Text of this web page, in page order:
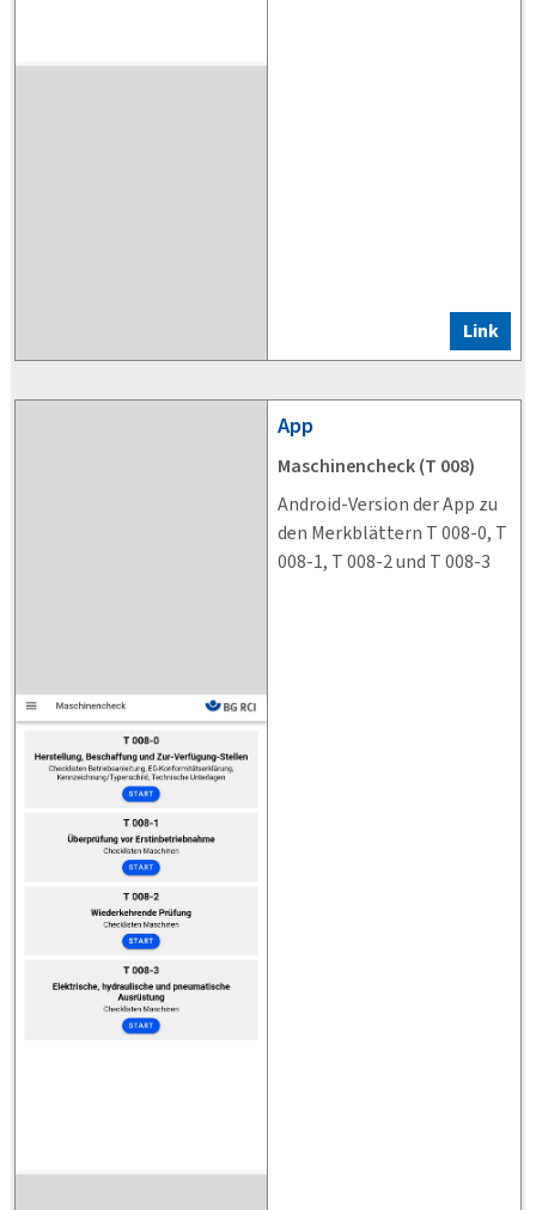
Link
App
Maschinencheck (T 008)
Android-Version der App zu
den Merkblättern T 008-0, T
008-1, T 008-2 und T 008-3